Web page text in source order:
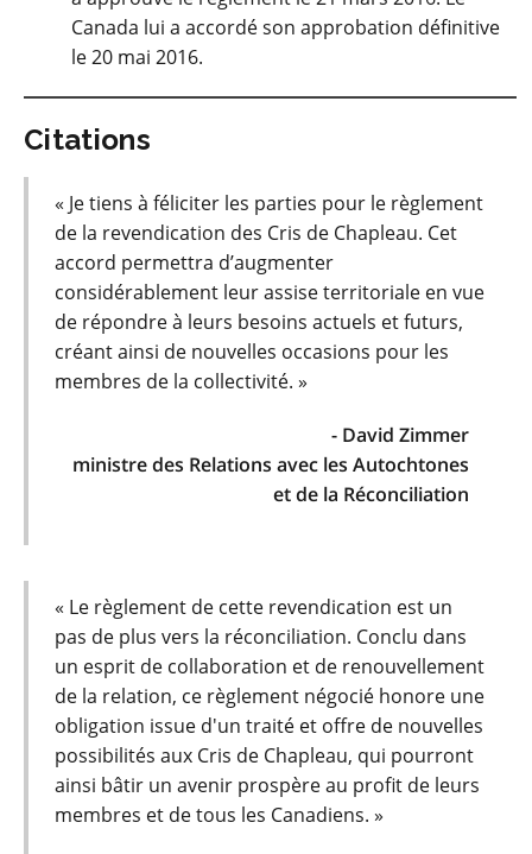
Canada lui a accordé son approbation définitive
le 20 mai 2016.
Citations
« Je tiens à féliciter les parties pour le règlement
de la revendication des Cris de Chapleau. Cet
accord permettra d’augmenter
considérablement leur assise territoriale en vue
de répondre à leurs besoins actuels et futurs,
créant ainsi de nouvelles occasions pour les
membres de la collectivité. »
- David Zimmer
ministre des Relations avec les Autochtones
et de la Réconciliation
« Le règlement de cette revendication est un
pas de plus vers la réconciliation. Conclu dans
un esprit de collaboration et de renouvellement
de la relation, ce règlement négocié honore une
obligation issue d'un traité et offre de nouvelles
possibilités aux Cris de Chapleau, qui pourront
ainsi bâtir un avenir prospère au profit de leurs
membres et de tous les Canadiens. »